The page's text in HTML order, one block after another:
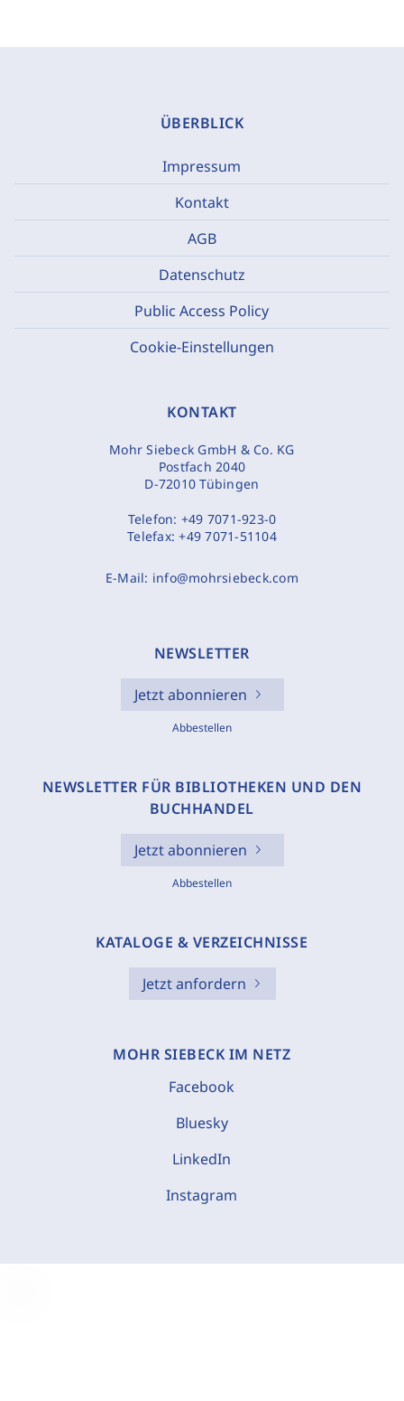
ÜBERBLICK
Impressum
Kontakt
AGB
Datenschutz
Public Access Policy
Cookie-Einstellungen
KONTAKT
Mohr Siebeck GmbH & Co. KG
Postfach 2040
D-72010 Tübingen
Telefon: +49 7071-923-0
Telefax:+49 7071-51104
E-Mail: info@mohrsiebeck.com
NEWSLETTER
Jetzt abonnieren
Abbestellen
NEWSLETTER FÜR BIBLIOTHEKEN UND DEN
BUCHHANDEL
Jetzt abonnieren
Abbestellen
KATALOGE & VERZEICHNISSE
Jetzt anfordern
MOHR SIEBECK IM NETZ
Facebook
Bluesky
LinkedIn
Instagram